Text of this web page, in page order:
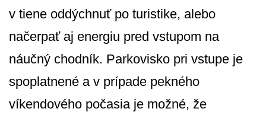
v tiene oddýchnuť po turistike, alebo
načerpať aj energiu pred vstupom na
náučný chodník. Parkovisko pri vstupe je
spoplatnené a v prípade pekného
víkendového počasia je možné, že